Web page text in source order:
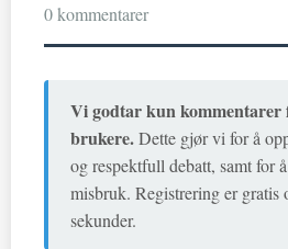
0 kommentarer
Vi godtar kun kommentarer
brukere.Dette gjør vi for å
og respektfull debatt, samt for
misbruk. Registrering er gratis
sekunder.